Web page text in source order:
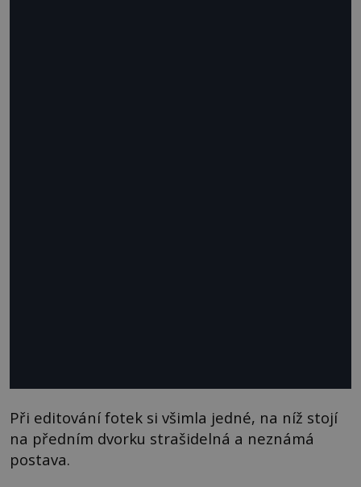
Při editování fotek si všimla jedné, na níž stojí
na předním dvorku strašidelná a neznámá
postava.